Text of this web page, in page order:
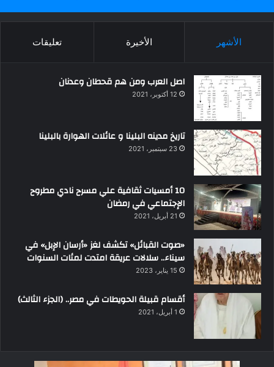
الأشهر الأخيرة تعليقات
اصل العرب ومن هم قحطان وعدنان
12 أكتوبر، 2021
تاريخ مدينه البلينا و عائلات الهوارة بالبلينا
23 سبتمبر، 2021
10 أمسيات ثقافية علي مسرح نادي مطروح
الإجتماعي في رمضان
21 أبريل، 2021
«صوت القبائل» تكشف لغز «أرسان الإبل» في
سيناء.. سلالات عريقة امتدت لمئات السنوات
15 يناير، 2023
أقسام قبيلة الحويطات في مصر.. (الجزء الثالث)
1 أبريل، 2021